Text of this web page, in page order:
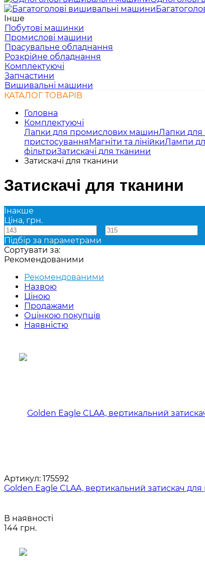
Інше
Побутові машинки
Промислові машини
Прасувальне обладнання
Розкрійне обладнання
Комплектуючі
Запчастини
Вишивальні машини
КАТАЛОГ ТОВАРІВ
Головна
Комплектуючі
Лапки для промислових машинЛапки
пристосуванняМагніти та лінійкиЛампи
фільтриЗатискачі для тканини
Затискачі для тканини
Затискачі для тканини
Інакше
Ціна, грн.
Підбір за параметрами
Сортувати за:
Рекомендованими
Рекомендованими
Назвою
Ціною
Продажами
Оцінкою покупців
Наявністю
Артикул: 175592
Golden Eagle CLAA, вертикальний затискач
В наявності
144 грн.